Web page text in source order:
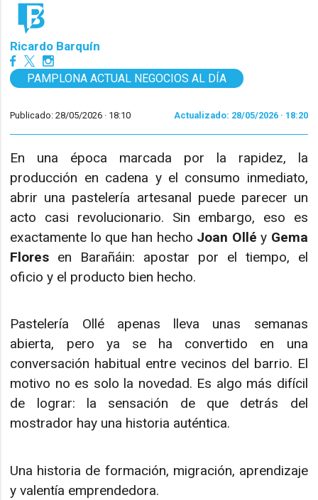
Ricardo Barquín
PAMPLONA ACTUAL NEGOCIOS AL DÍA
Publicado: 28/05/2026 · 18:10 Actualizado: 28/05/2026 · 18:20
En una época marcada por la rapidez, la
producción en cadena y el consumo inmediato,
abrir una pastelería artesanal puede parecer un
acto casi revolucionario. Sin embargo, eso es
exactamente lo que han hecho Joan Ollé y Gema
Flores en Barañáin: apostar por el tiempo, el
oficio y el producto bien hecho.
Pastelería Ollé apenas lleva unas semanas
abierta, pero ya se ha convertido en una
conversación habitual entre vecinos del barrio. El
motivo no es solo la novedad. Es algo más difícil
de lograr: la sensación de que detrás del
mostrador hay una historia auténtica.
Una historia de formación, migración, aprendizaje
y valentía emprendedora.